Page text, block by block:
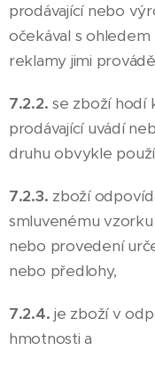
prodávající nebo
očekával s ohledem
reklamy jimi
7.2.2.se zboží hodí
prodávající uvádí
druhu obvykle
7.2.3. zboží
smluvenému
nebo provedení
nebo předlohy,
7.2.4.je zboží v
hmotnosti a